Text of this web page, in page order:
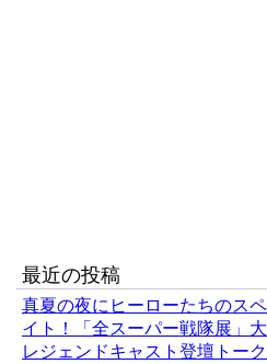
最近の投稿
真夏の夜にヒーローたちのス
イト！「全スーパー戦隊展」
レジェンドキャスト登壇トー